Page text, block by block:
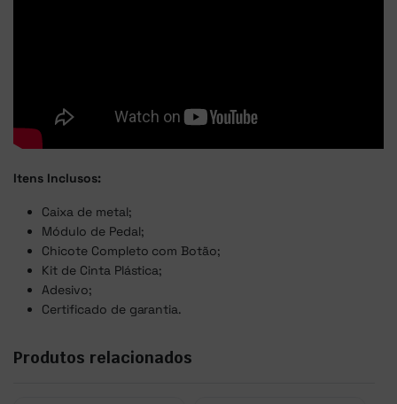
Itens Inclusos:
Caixa de metal;
Módulo de Pedal;
Chicote Completo com Botão;
Kit de Cinta Plástica;
Adesivo;
Certificado de garantia.
Produtos relacionados